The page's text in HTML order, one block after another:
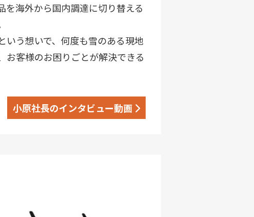
海外から国内調達に切り替える
う想いで、何度も雪のある現地
お客様のお困りごとが解決できる
小原社長のインタビュー動画